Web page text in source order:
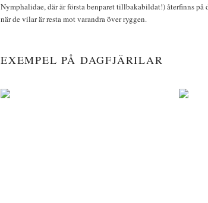
Nymphalidae, där är första benparet tillbakabildat!) återfinns
när de vilar är resta mot varandra över ryggen.
EXEMPEL PÅ DAGFJÄRILAR